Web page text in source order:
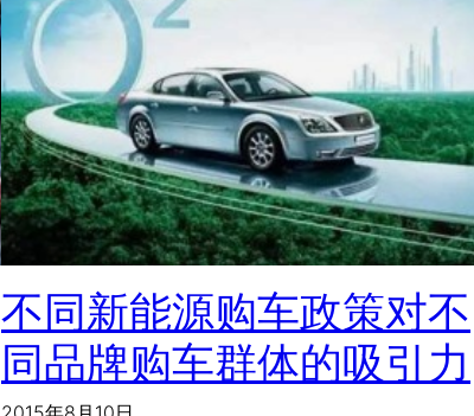
不同新能源购车政策对不
同品牌购车群体的吸引力